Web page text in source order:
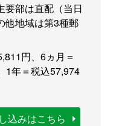
要部は直配（当日
他地域は第3種郵
円、6ヵ月＝
1年＝税込57,974
込みはこちら